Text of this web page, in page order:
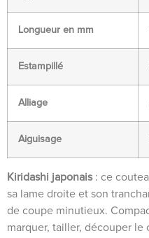
Longueur en mm
Estampillé
Alliage
Aiguisage
Kiridashi japonais: ce
sa lame droite et son
de coupe minutieux.
marquer, tailler, découper le